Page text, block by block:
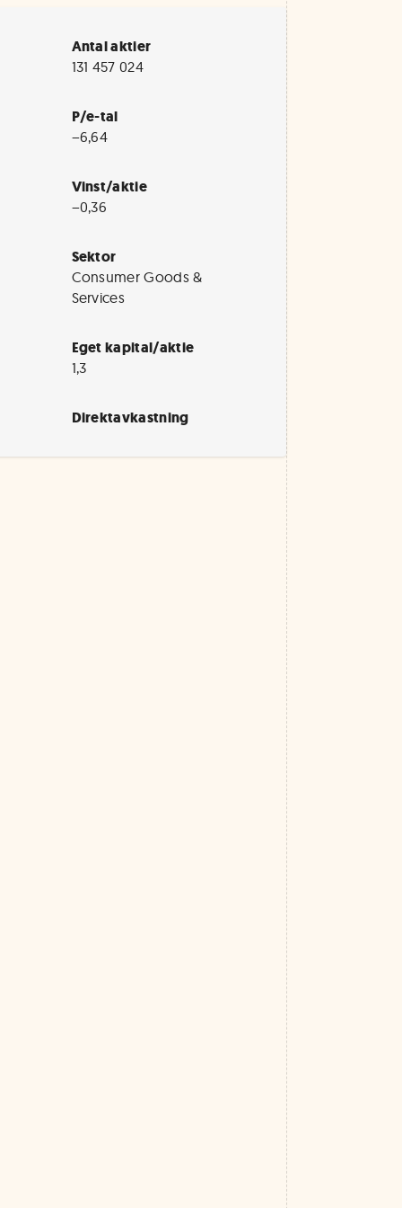
Antal aktier
131 457 024
P/e-tal
−6,64
Vinst/aktie
−0,36
Sektor
Consumer Goods &
Services
Eget kapital/aktie
1,3
Direktavkastning